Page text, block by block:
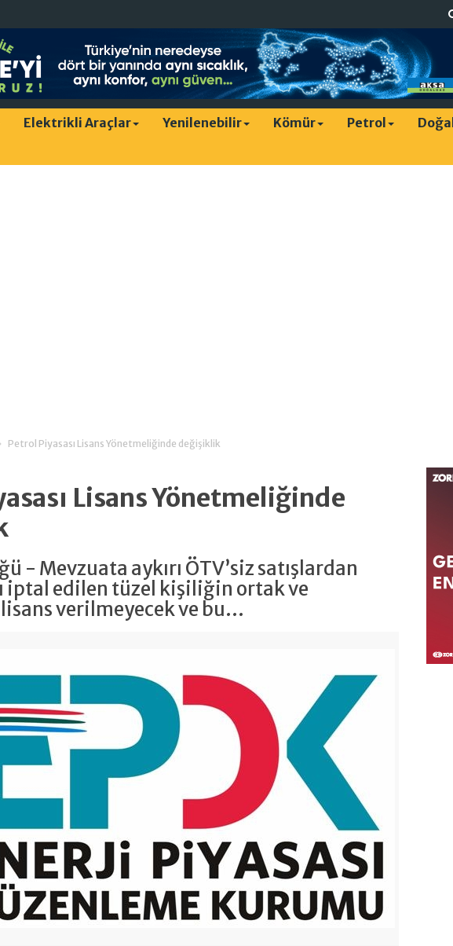
Elektrikli Araçlar Yenilenebilir Kömür Petrol
Petrol Piyasası Lisans Yönetmeliğinde değişiklik
Lisans Yönetmeliğinde
- Mevzuata aykırı ÖTV’siz satışlardan
iptal edilen tüzel kişiliğin ortak ve
verilmeyecek ve bu...